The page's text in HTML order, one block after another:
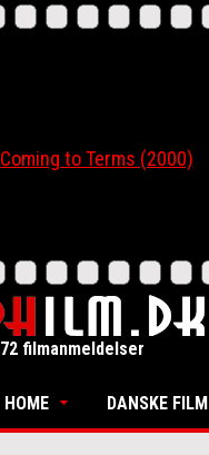
to Terms (2000)
filmanmeldelser
HOME DANSKE FILM